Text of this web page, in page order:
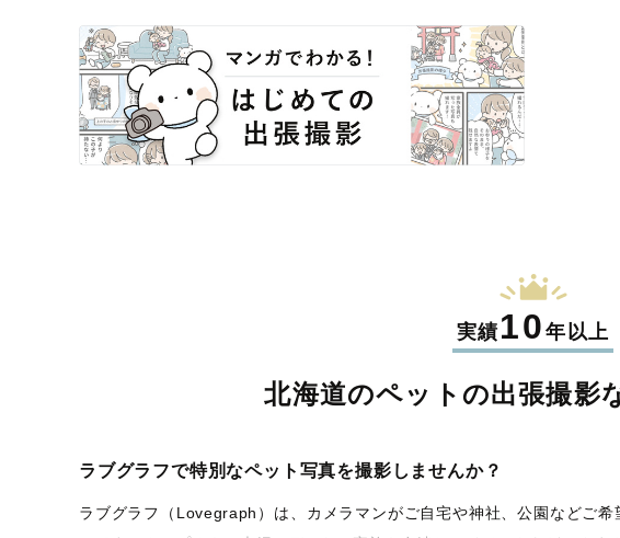
実績10年以上
北海道のペットの出張撮影
ラブグラフで特別なペット写真を撮影しませんか？
ラブグラフ（Lovegraph）は、カメラマンがご自宅や神社、公園などご